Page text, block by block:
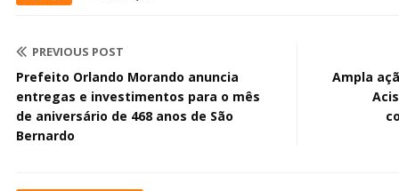
PREVIOUS POST
Prefeito Orlando Morando anuncia
entregas e investimentos para o mês
de aniversário de 468 anos de São
Bernardo
Ampla